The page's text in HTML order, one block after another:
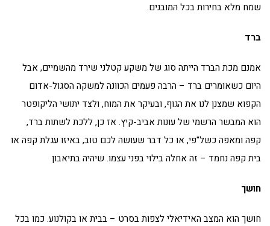
שמח מלא בחירות בכל המובנים.
ברד
אמנם מכת הברד הייתה סוג של משקע קטלני שירד מהשמיים, אבל
היום כשאומרים ברד – הרבה פעמים הכוונה למשקה הסגול-אדום
הקפוא שמצנן לנו את הגוף, ובעיקר את המוח, ולצד יתושי הליקופטר
הוא המבשר הרשמי של עונות אביב-קיץ. אז כן, ללכת לשתות ברד,
קפה ומאפה כשל"פי, או כל דבר שעושה לכם טוב, באיזו עגלת קפה או
בית קפה נחמד – זה אחלה בילוי בפני עצמו. שיהיה בתיאבון
חושך
חושך הוא המצב האידיאלי לצפות בסרט – בבית או בקולנוע. כמו בכל